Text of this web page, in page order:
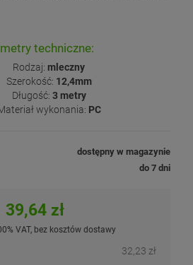
techniczne:
Rodzaj: mleczny
Szerokość: 12,4mm
Długość: 3 metry
wykonania: PC
dostępny w magazynie
do 7 dni
39,64 zł
VAT, bez kosztów dostawy
32,23 zł